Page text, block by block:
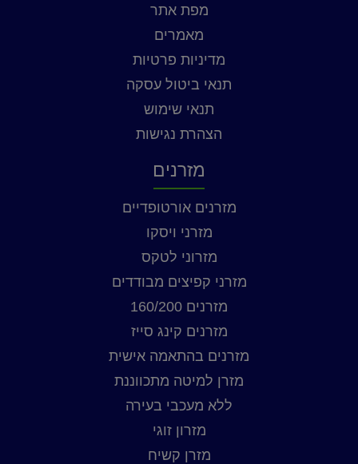
מפת אתר
מאמרים
מדיניות פרטיות
תנאי ביטול עסקה
תנאי שימוש
הצהרת נגישות
מזרנים
מזרנים אורטופדיים
מזרני ויסקו
מזרוני לטקס
מזרני קפיצים מבודדים
מזרנים 160/200
מזרנים קינג סייז
מזרנים בהתאמה אישית
מזרן למיטה מתכווננת
ללא מעכבי בעירה
מזרון זוגי
מזרן קשיח